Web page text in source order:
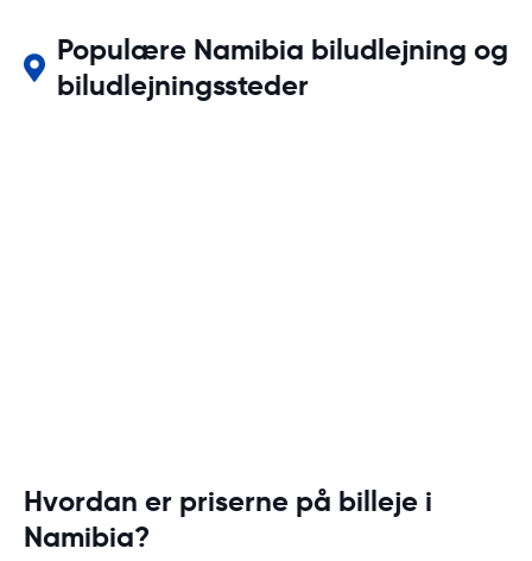
Populære Namibia biludlejning og
biludlejningssteder
Hvordan er priserne på billeje i
Namibia?